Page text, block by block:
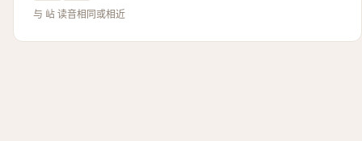
与 岾 读音相同或相近